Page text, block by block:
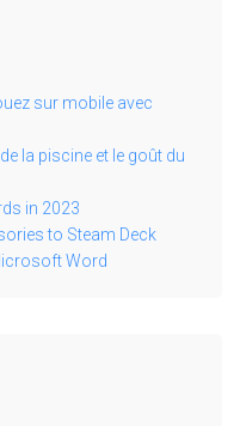
sur mobile avec
la piscine et le goût du
in 2023
to Steam Deck
Word